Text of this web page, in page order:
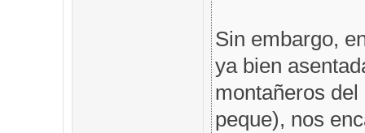
Sin embargo,
ya bien
montañeros
peque), nos